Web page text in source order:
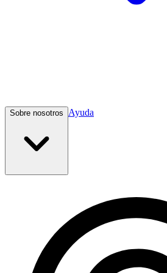
Sobre nosotros Ayuda